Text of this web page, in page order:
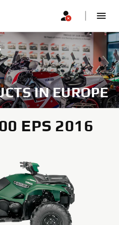
IN EUROPE
EPS 2016